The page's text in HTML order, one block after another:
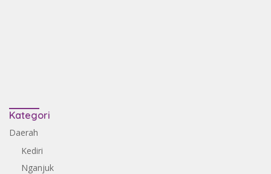
Kategori
Daerah
Kediri
Nganjuk